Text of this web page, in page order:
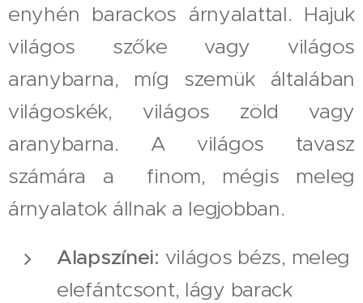
enyhén barackos árnyalattal. Hajuk
világos szőke vagy világos
aranybarna, míg szemük általában
világoskék, világos zöld vagy
aranybarna. A világos tavasz
számára a finom, mégis meleg
árnyalatok állnak a legjobban.
Alapszínei: világos bézs, meleg
elefántcsont, lágy barack